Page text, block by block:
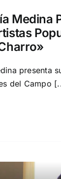
Medina
presenta
del Campo